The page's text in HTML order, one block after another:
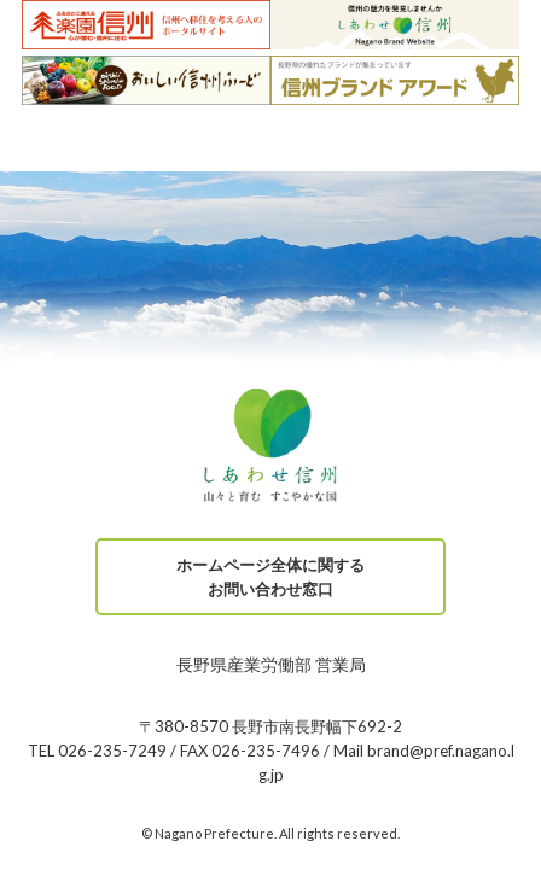
ホームページ全体に関する
お問い合わせ窓口
長野県産業労働部 営業局
〒380-8570 長野市南長野幅下692-2
TEL 026-235-7249 / FAX 026-235-7496 / Mail brand@pref.nagano.l
g.jp
© Nagano Prefecture. All rights reserved.